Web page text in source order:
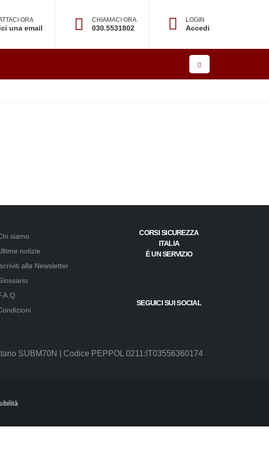
ORA
una email
CHIAMACI ORA
030.5531802
LOGIN
Accedi
siamo
notizie
alla Newsletter
CORSI SICUREZZA ITALIA
È UN SERVIZIO
SUBM70N | Codice PEPPOL 0211:IT03556360174